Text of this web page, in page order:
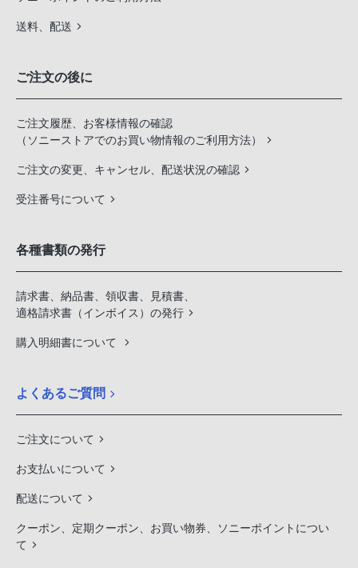
送料、配送
ご注文の後に
ご注文履歴、お客様情報の確認
（ソニーストアでのお買い物情報のご利用方法）
ご注文の変更、キャンセル、配送状況の確認
受注番号について
各種書類の発行
請求書、納品書、領収書、見積書、
適格請求書（インボイス）の発行
購入明細書について
よくあるご質問
ご注文について
お支払いについて
配送について
クーポン、定期クーポン、お買い物券、ソニーポイントについ
て